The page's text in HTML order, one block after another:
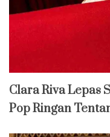
Clara Riva Lepas
Pop Ringan